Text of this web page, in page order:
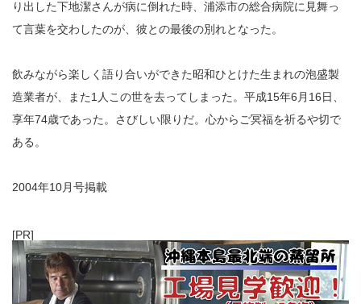
り出した下地潔さんが病に倒れた時、浦添市の総合病院に見舞っ
て言葉を交わしたのが、彼との最後の別れとなった。
飲みながら楽しく語り合いができた昭和ひとけた生まれの泡盛製
造業者が、また1人この世を去ってしまった。平成15年6月16日、
享年74歳であった。さびしい限りだ。心からご冥福を祈るや切で
ある。
2004年10月号掲載
[PR]